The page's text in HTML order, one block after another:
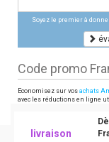
Soyez le premier à
Code promo
Economisez sur vos achats
avec les réductions en ligne
livraison